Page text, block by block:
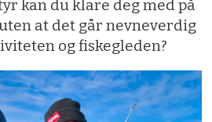
kan du klare deg med på
at det går nevneverdig
og fiskegleden?